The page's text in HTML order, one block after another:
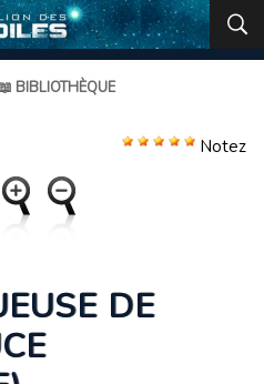
BIBLIOTHÈQUE
Notez
DE